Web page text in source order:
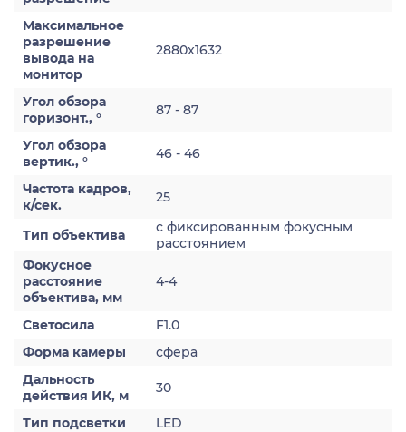
Максимальное
разрешение
вывода на
монитор
2880x1632
Угол обзора
горизонт., °
87 - 87
Угол обзора
вертик., °
46 - 46
Частота кадров,
к/сек.
25
Тип объектива
с фиксированным фокусным
расстоянием
Фокусное
расстояние
объектива, мм
4-4
Светосила
F1.0
Форма камеры
сфера
Дальность
действия ИК, м
30
Тип подсветки
LED